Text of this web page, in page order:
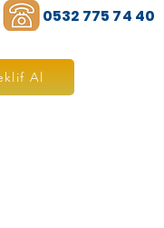
0532 775 74 40
Al